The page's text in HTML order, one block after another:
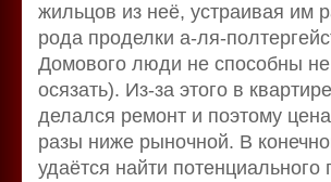
жильцов из неё, устраивая им
рода проделки а-ля-
Домового люди не способны
осязать). Из-за этого в
делался ремонт и поэтому
разы ниже рыночной. В
удаётся найти потенциального